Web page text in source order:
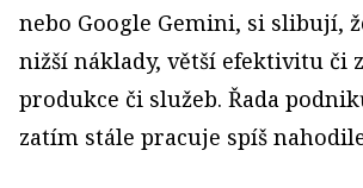
nebo Google Gemini, si slibují,
nižší náklady, větší efektivitu či
produkce či služeb. Řada
zatím stále pracuje spíš